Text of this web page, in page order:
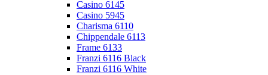
Casino 6145
Casino 5945
Charisma 6110
Chippendale 6113
Frame 6133
Franzi 6116 Black
Franzi 6116 White